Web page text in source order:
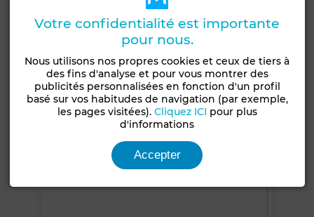
Type du sol
Terrasse Garage Ascenseur Concierge
Climatisation Chauffage central Cuisine équipée
Voir plus de photos
Votre confidentialité est importante
pour nous.
Nous utilisons nos propres cookies et ceux de tiers à
des fins d'analyse et pour vous montrer des
publicités personnalisées en fonction d'un profil
basé sur vos habitudes de navigation (par exemple,
les pages visitées). Cliquez ICI pour plus
d'informations
Accepter